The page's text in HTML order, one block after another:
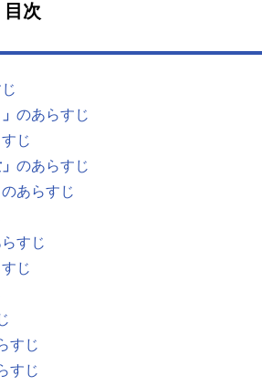
目次
のあらすじ
じ
のあらすじ
のあらすじ
すじ
じ
すじ
すじ